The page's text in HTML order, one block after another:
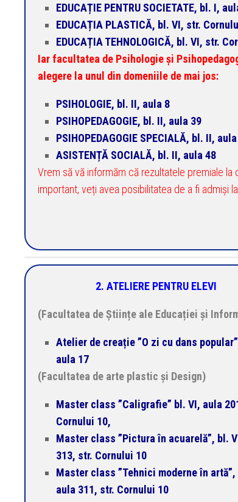
EDUCAȚIE PENTRU SOCIETATE, bl. I,
EDUCAȚIA PLASTICĂ, bl. VI, str.
EDUCAȚIA TEHNOLOGICĂ, bl. VI, str.
Iar facultatea de Psihologie și
alegere la unul din domeniile de mai jos:
PSIHOLOGIE, bl. II, aula 8
PSIHOPEDAGOGIE, bl. II, aula 39
PSIHOPEDAGOGIE SPECIALĂ, bl. II,
ASISTENȚĂ SOCIALĂ, bl. II, aula 48
Vrem să vă informăm că rezultatele premiale
important, veți avea posibilitatea de a fi admiși la
2. ATELIERE PENTRU ELEVI
(Facultatea de Științe ale Educației și
Atelier de creație ”O zi cu dans
aula 17
(Facultatea de arte plastic și Design)
Master class ”Caligrafie” bl. VI, aula
Cornului 10,
Master class ”Pictura în acuarelă”, bl.
313, str. Cornului 10
Master class ”Tehnici moderne în artă”,
aula 311, str. Cornului 10